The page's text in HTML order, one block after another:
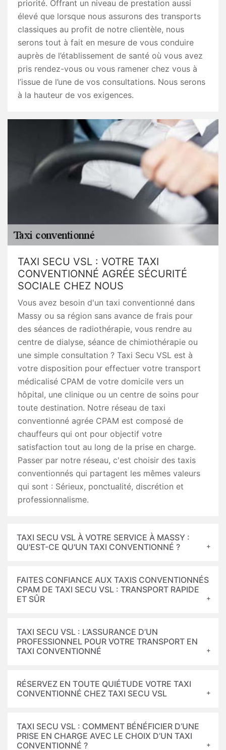
priorité. Offrant un niveau de prestation aussi
élevé que lorsque nous assurons des transports
classiques au profit de notre clientèle, nous
serons tout à fait en mesure de vous conduire
auprès de l’établissement de santé où vous avez
pris rendez-vous ou vous ramener chez vous à
l’issue de l’une de vos consultations. Nous serons
à la hauteur de vos exigences.
TAXI SECU VSL : VOTRE TAXI
CONVENTIONNÉ AGRÉE SÉCURITÉ
SOCIALE CHEZ NOUS
Vous avez besoin d'un taxi conventionné dans
Massy ou sa région sans avance de frais pour
des séances de radiothérapie, vous rendre au
centre de dialyse, séance de chimiothérapie ou
une simple consultation ? Taxi Secu VSL est à
votre disposition pour effectuer votre transport
médicalisé CPAM de votre domicile vers un
hôpital, une clinique ou un centre de soins pour
toute destination. Notre réseau de taxi
conventionné agrée CPAM est composé de
chauffeurs qui ont pour objectif votre
satisfaction tout au long de la prise en charge.
Passer par notre réseau, c'est choisir des taxis
conventionnés qui partagent les mêmes valeurs
qui sont : Sérieux, ponctualité, discrétion et
professionnalisme.
TAXI SECU VSL À VOTRE SERVICE À MASSY :
QU'EST-CE QU'UN TAXI CONVENTIONNÉ ?
FAITES CONFIANCE AUX TAXIS CONVENTIONNÉS
CPAM DE TAXI SECU VSL : TRANSPORT RAPIDE
ET SÛR
TAXI SECU VSL : L’ASSURANCE D’UN
PROFESSIONNEL POUR VOTRE TRANSPORT EN
TAXI CONVENTIONNÉ
RÉSERVEZ EN TOUTE QUIÉTUDE VOTRE TAXI
CONVENTIONNÉ CHEZ TAXI SECU VSL
TAXI SECU VSL : COMMENT BÉNÉFICIER D’UNE
PRISE EN CHARGE AVEC LE CHOIX D’UN TAXI
CONVENTIONNÉ ?